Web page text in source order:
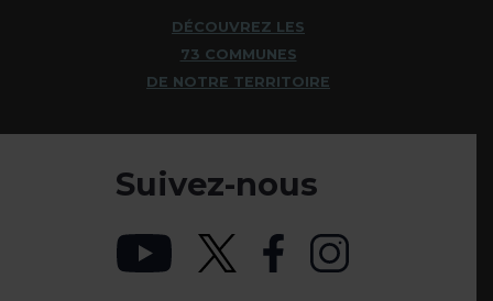
DÉCOUVREZ LES
73 COMMUNES
DE NOTRE TERRITOIRE
Suivez-nous